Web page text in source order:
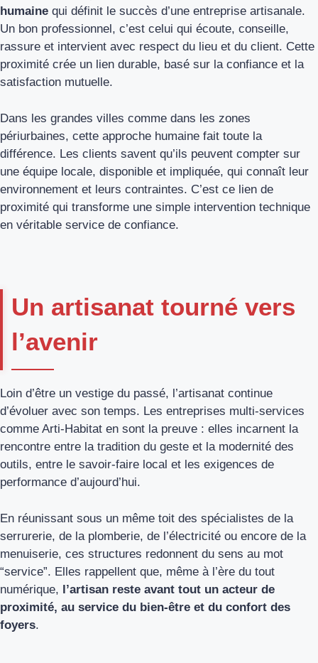
humaine qui définit le succès d’une entreprise artisanale.
Un bon professionnel, c’est celui qui écoute, conseille,
rassure et intervient avec respect du lieu et du client. Cette
proximité crée un lien durable, basé sur la confiance et la
satisfaction mutuelle.
Dans les grandes villes comme dans les zones
périurbaines, cette approche humaine fait toute la
différence. Les clients savent qu’ils peuvent compter sur
une équipe locale, disponible et impliquée, qui connaît leur
environnement et leurs contraintes. C’est ce lien de
proximité qui transforme une simple intervention technique
en véritable service de confiance.
Un artisanat tourné vers
l’avenir
Loin d’être un vestige du passé, l’artisanat continue
d’évoluer avec son temps. Les entreprises multi-services
comme Arti-Habitat en sont la preuve : elles incarnent la
rencontre entre la tradition du geste et la modernité des
outils, entre le savoir-faire local et les exigences de
performance d’aujourd’hui.
En réunissant sous un même toit des spécialistes de la
serrurerie, de la plomberie, de l’électricité ou encore de la
menuiserie, ces structures redonnent du sens au mot
“service”. Elles rappellent que, même à l’ère du tout
numérique, l’artisan reste avant tout un acteur de
proximité, au service du bien-être et du confort des
foyers.